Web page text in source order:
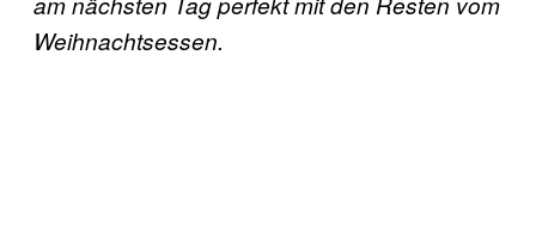
Weihnachtsessen.